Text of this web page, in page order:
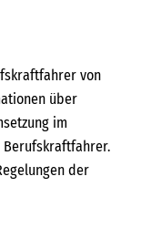
von
über
im
Berufskraftfahrer.
der